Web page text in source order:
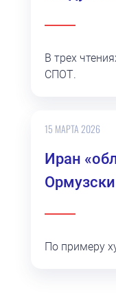
В трех
СПОТ.
15 МАРТА 2026
Иран
По примеру